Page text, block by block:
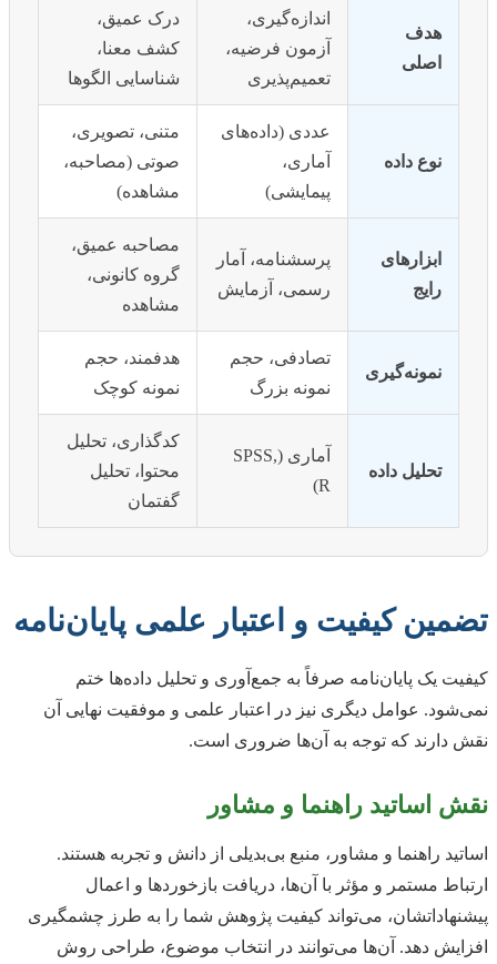
هدف
اصلی
اندازه‌گیری،
آزمون فرضیه،
تعمیم‌پذیری
درک عمیق،
کشف معنا،
شناسایی الگوها
نوع داده
عددی (داده‌های
آماری،
پیمایشی)
متنی، تصویری،
صوتی (مصاحبه،
مشاهده)
ابزارهای
رایج
پرسشنامه، آمار
رسمی، آزمایش
مصاحبه عمیق،
گروه کانونی،
مشاهده
نمونه‌گیری
تصادفی، حجم
نمونه بزرگ
هدفمند، حجم
نمونه کوچک
تحلیل داده
آماری (SPSS,
R)
کدگذاری، تحلیل
محتوا، تحلیل
گفتمان
تضمین کیفیت و اعتبار علمی پایان‌نامه
کیفیت یک پایان‌نامه صرفاً به جمع‌آوری و تحلیل داده‌ها ختم
نمی‌شود. عوامل دیگری نیز در اعتبار علمی و موفقیت نهایی آن
نقش دارند که توجه به آن‌ها ضروری است.
نقش اساتید راهنما و مشاور
اساتید راهنما و مشاور، منبع بی‌بدیلی از دانش و تجربه هستند.
ارتباط مستمر و مؤثر با آن‌ها، دریافت بازخوردها و اعمال
پیشنهاداتشان، می‌تواند کیفیت پژوهش شما را به طرز چشمگیری
افزایش دهد. آن‌ها می‌توانند در انتخاب موضوع، طراحی روش